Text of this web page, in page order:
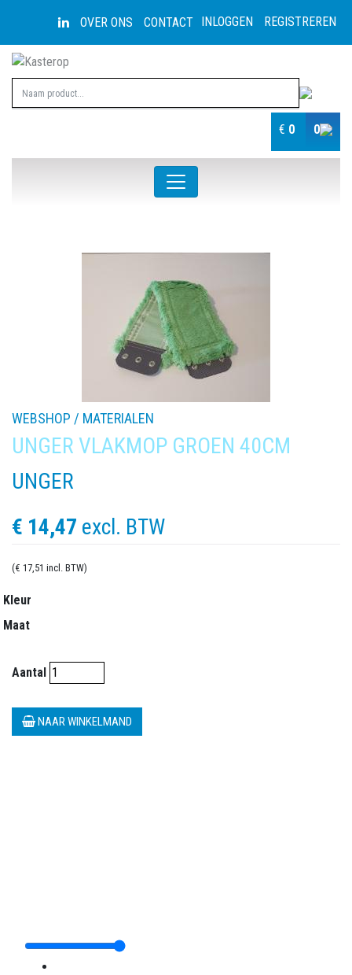
INLOGGEN REGISTREREN
OVER ONS CONTACT
€ 0 0
WEBSHOP / MATERIALEN
UNGER VLAKMOP GROEN 40CM
UNGER
€ 14,47 excl. BTW
(€ 17,51 incl. BTW)
Kleur
Maat
Aantal
NAAR WINKELMAND